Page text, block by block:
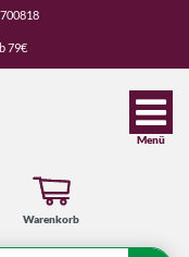
79€
Warenkorb
Menü